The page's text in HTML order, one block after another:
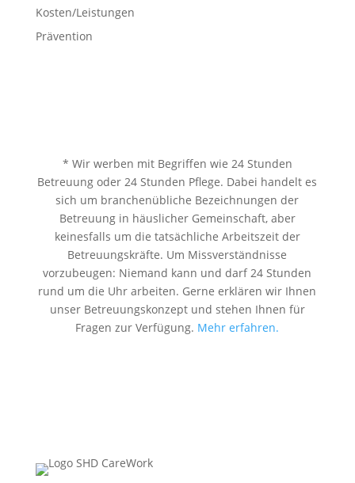
Kosten/Leistungen
Prävention
* Wir werben mit Begriffen wie 24 Stunden
Betreuung oder 24 Stunden Pflege. Dabei handelt es
sich um branchenübliche Bezeichnungen der
Betreuung in häuslicher Gemeinschaft, aber
keinesfalls um die tatsächliche Arbeitszeit der
Betreuungskräfte. Um Missverständnisse
vorzubeugen: Niemand kann und darf 24 Stunden
rund um die Uhr arbeiten. Gerne erklären wir Ihnen
unser Betreuungskonzept und stehen Ihnen für
Fragen zur Verfügung. Mehr erfahren.